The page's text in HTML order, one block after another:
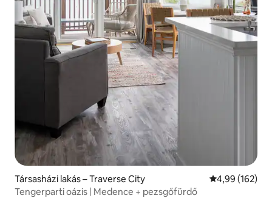
Társasházi lakás – Traverse City Átlagos
4,99 (162)
Tengerparti oázis | Medence + pezsgőfürdő